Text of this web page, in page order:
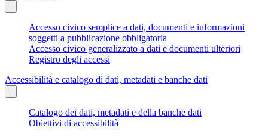
Accesso civico semplice a dati, documenti e informazioni
soggetti a pubblicazione obbligatoria
Accesso civico generalizzato a dati e documenti ulteriori
Registro degli accessi
Accessibilità e catalogo di dati, metadati e banche dati
Catalogo dei dati, metadati e della banche dati
Obiettivi di accessibilità